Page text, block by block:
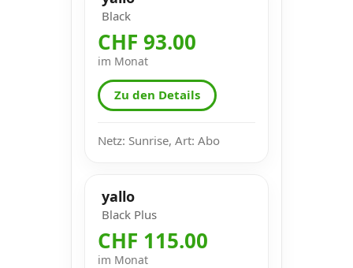
Black
CHF 93.00
im Monat
Zu den Details
Netz: Sunrise, Art: Abo
yallo
Black Plus
CHF 115.00
im Monat